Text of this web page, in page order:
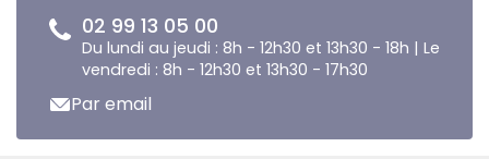
02 99 13 05 00
Du lundi au jeudi : 8h - 12h30 et 13h30 - 18h | Le
vendredi : 8h - 12h30 et 13h30 - 17h30
Par email